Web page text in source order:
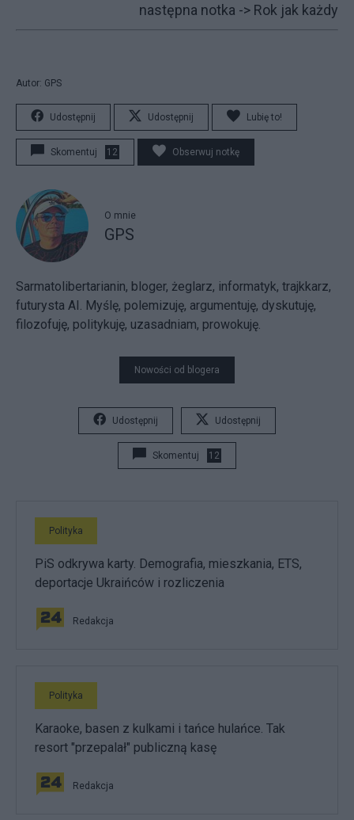
następna notka -> Rok jak każdy
Autor: GPS
Udostępnij Udostępnij Lubię to!
Skomentuj 12 Obserwuj notkę
O mnie
GPS
Sarmatolibertarianin, bloger, żeglarz, informatyk, trajkkarz,
futurysta AI. Myślę, polemizuję, argumentuję, dyskutuję,
filozofuję, politykuję, uzasadniam, prowokuję.
Nowości od blogera
Udostępnij Udostępnij
Skomentuj 12
Polityka
PiS odkrywa karty. Demografia, mieszkania, ETS,
deportacje Ukraińców i rozliczenia
Redakcja
Polityka
Karaoke, basen z kulkami i tańce hulańce. Tak
resort "przepalał" publiczną kasę
Redakcja